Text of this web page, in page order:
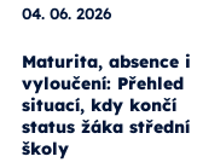
04. 06. 2026
Maturita, absence i
vyloučení: Přehled
situací, kdy končí
status žáka střední
školy